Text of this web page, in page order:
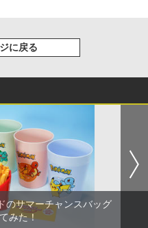
に戻る
のサマーチャンスバッグ
みた！